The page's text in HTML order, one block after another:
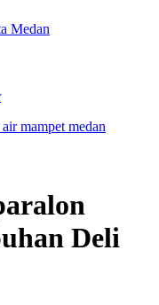
air mampet medan
Deli